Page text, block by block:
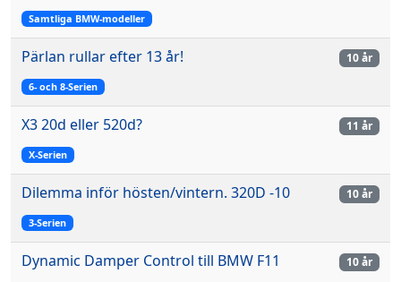
Samtliga BMW-modeller
Pärlan rullar efter 13 år!
6- och 8-Serien
10 år
X3 20d eller 520d?
X-Serien
11 år
Dilemma inför hösten/vintern. 320D -10
3-Serien
10 år
Dynamic Damper Control till BMW F11 10 år